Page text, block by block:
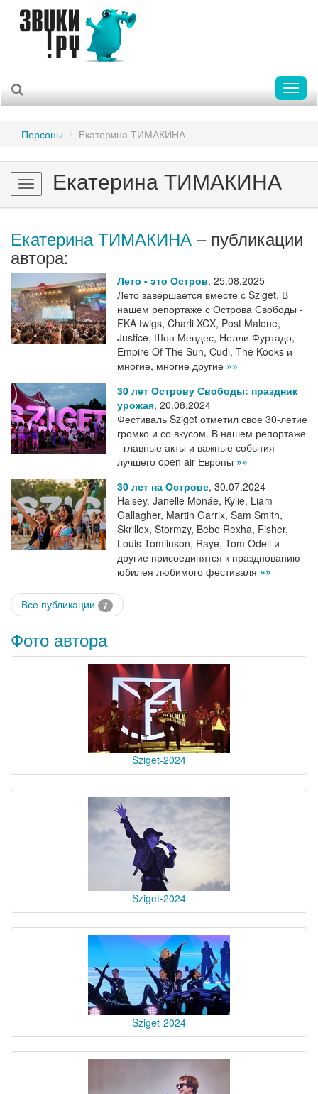
Персоны Екатерина ТИМАКИНА
Toggle
navigation
Екатерина ТИМАКИНА
Екатерина ТИМАКИНА – публикации
автора:
Лето - это Остров, 25.08.2025
Лето завершается вместе с Sziget. В
нашем репортаже с Острова Свободы -
FKA twigs, Charli XCX, Post Malone,
Justice, Шон Мендес, Нелли Фуртадо,
Empire Of The Sun, Cudi, The Kooks и
многие, многие другие »»
30 лет Острову Свободы: праздник
урожая, 20.08.2024
Фестиваль Sziget отметил свое 30-летие
громко и со вкусом. В нашем репортаже
- главные акты и важные события
лучшего open air Европы »»
30 лет на Острове, 30.07.2024
Halsey, Janelle Monáe, Kylie, Liam
Gallagher, Martin Garrix, Sam Smith,
Skrillex, Stormzy, Bebe Rexha, Fisher,
Louis Tomlinson, Raye, Tom Odell и
другие присоединятся к празднованию
юбилея любимого фестиваля »»
Все публикации 7
Фото автора
Sziget-2024
Sziget-2024
Sziget-2024